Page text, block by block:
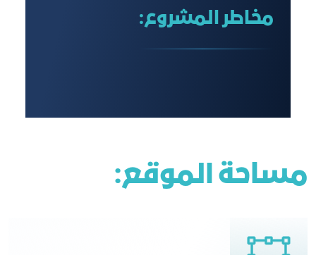
مخاطر المشروع:
مساحة الموقع: